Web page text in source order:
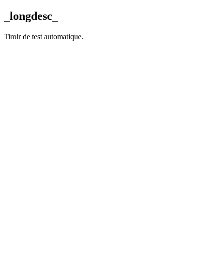
_longdesc_
Tiroir de test automatique.